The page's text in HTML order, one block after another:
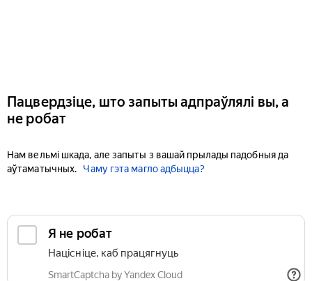
Пацвердзіце, што запыты адпраўлялі вы, а
не робат
Нам вельмі шкада, але запыты з вашай прылады падобныя да
аўтаматычных.
Чаму гэта магло адбыцца?
Я не робат
Націсніце, каб працягнуць
SmartCaptcha by Yandex Cloud